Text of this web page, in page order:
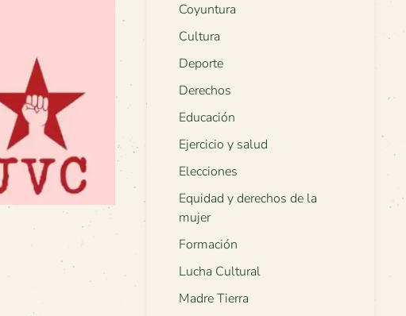
Coyuntura
Cultura
Deporte
Derechos
Educación
Ejercicio y salud
Elecciones
Equidad y derechos de la
mujer
Formación
Lucha Cultural
Madre Tierra